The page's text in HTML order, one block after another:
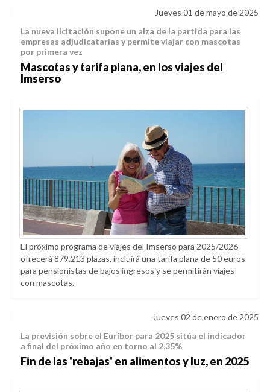
Jueves 01 de mayo de 2025
La nueva licitación supone un alza de la partida para las
empresas adjudicatarias y permite viajar con mascotas
por primera vez
Mascotas y tarifa plana, en los viajes del
Imserso
El próximo programa de viajes del Imserso para 2025/2026
ofrecerá 879.213 plazas, incluirá una tarifa plana de 50 euros
para pensionistas de bajos ingresos y se permitirán viajes
con mascotas.
Jueves 02 de enero de 2025
La previsión sobre el Euríbor para 2025 sitúa el indicador
a final del próximo año en torno al 2,35%
Fin de las 'rebajas' en alimentos y luz, en 2025